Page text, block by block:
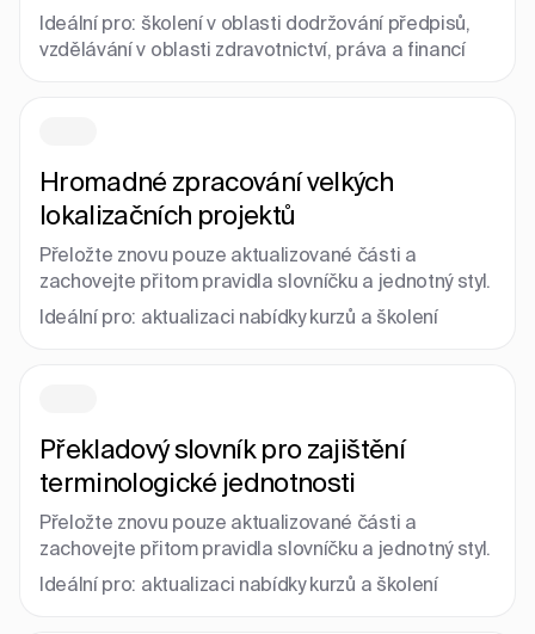
Ideální pro: školení v oblasti dodržování předpisů,
vzdělávání v oblasti zdravotnictví, práva a financí
Hromadné zpracování velkých
lokalizačních projektů
Přeložte znovu pouze aktualizované části a
zachovejte přitom pravidla slovníčku a jednotný styl.
Ideální pro: aktualizaci nabídky kurzů a školení
Překladový slovník pro zajištění
terminologické jednotnosti
Přeložte znovu pouze aktualizované části a
zachovejte přitom pravidla slovníčku a jednotný styl.
Ideální pro: aktualizaci nabídky kurzů a školení